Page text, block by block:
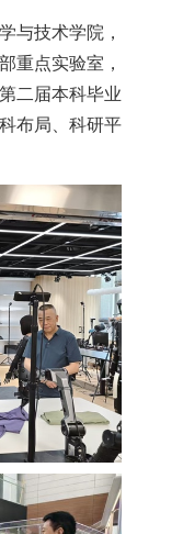
与技术学院，
重点实验室，
二届本科毕业
布局、科研平